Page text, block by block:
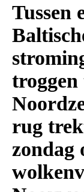
Tussen
rug
zondag